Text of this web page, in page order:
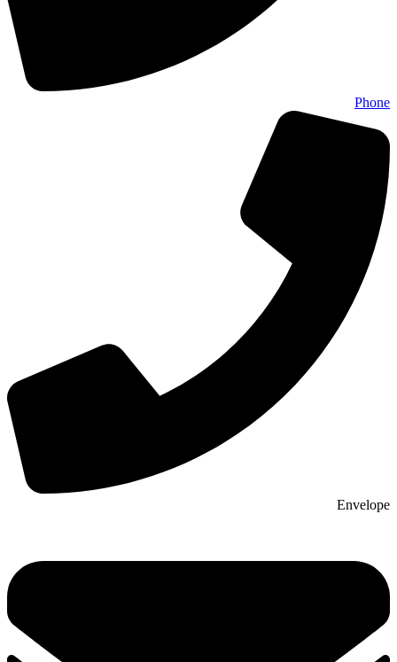
Phone
Envelope